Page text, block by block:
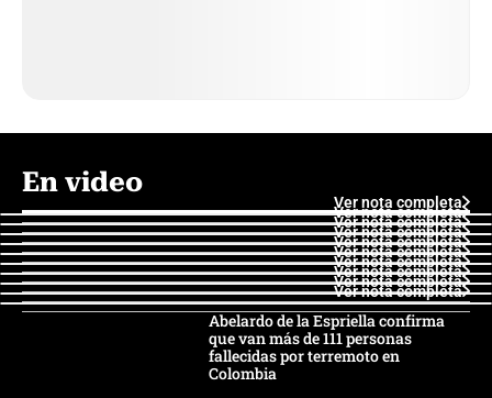
En video
Ver nota completa
Ver nota completa
Ver nota completa
Ver nota completa
Ver nota completa
Ver nota completa
Ver nota completa
Ver nota completa
Ver nota completa
Ver nota completa
Abelardo de la Espriella confirma
que van más de 111 personas
fallecidas por terremoto en
Colombia